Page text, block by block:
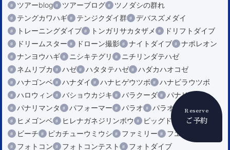
Reserve
ご予約
ツアーblog
ツアーブログ
ツノダシの群れ
テングカワハギ
テンジクダイ群
デバスズメダイ
トレーニングダイブ
トンガリサカタザメ
ドリフトダイブ
ドリームスター
ドローン撮影 ナイトダイブ
ナポレオン
ナンヨウハギ
ニシキテグリ
ニチリンダテハゼ
ネムリブカ
ハゼ ハタタテハゼ
ハダカハオコゼ
ハナゴンベ
ハナダイ ハナヒゲウツボ
ハナビラウツボ
ハロウィン
バショウカジキ バラクーダ
パナリ
パナリマンタ
パフォーマー パラオ
パラオ龍馬クルーズ
ヒメゴンベ
ヒレナガネジリンボウ
ビッグドロップ
ビーチ
ピカチューウミウシ ファミリー
フエダイ
フォトコン
フォトコンテスト フォトダイブ